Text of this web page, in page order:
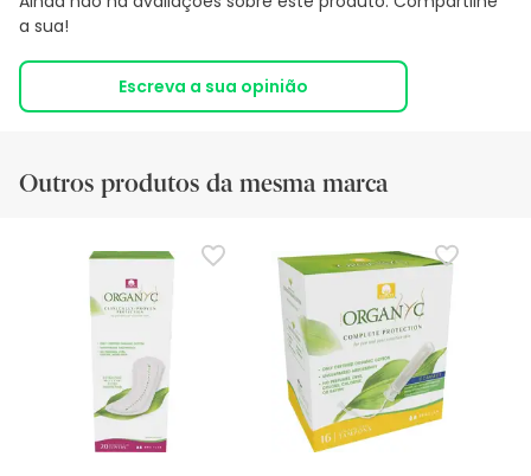
a sua!
Escreva a sua opinião
Outros produtos da mesma marca